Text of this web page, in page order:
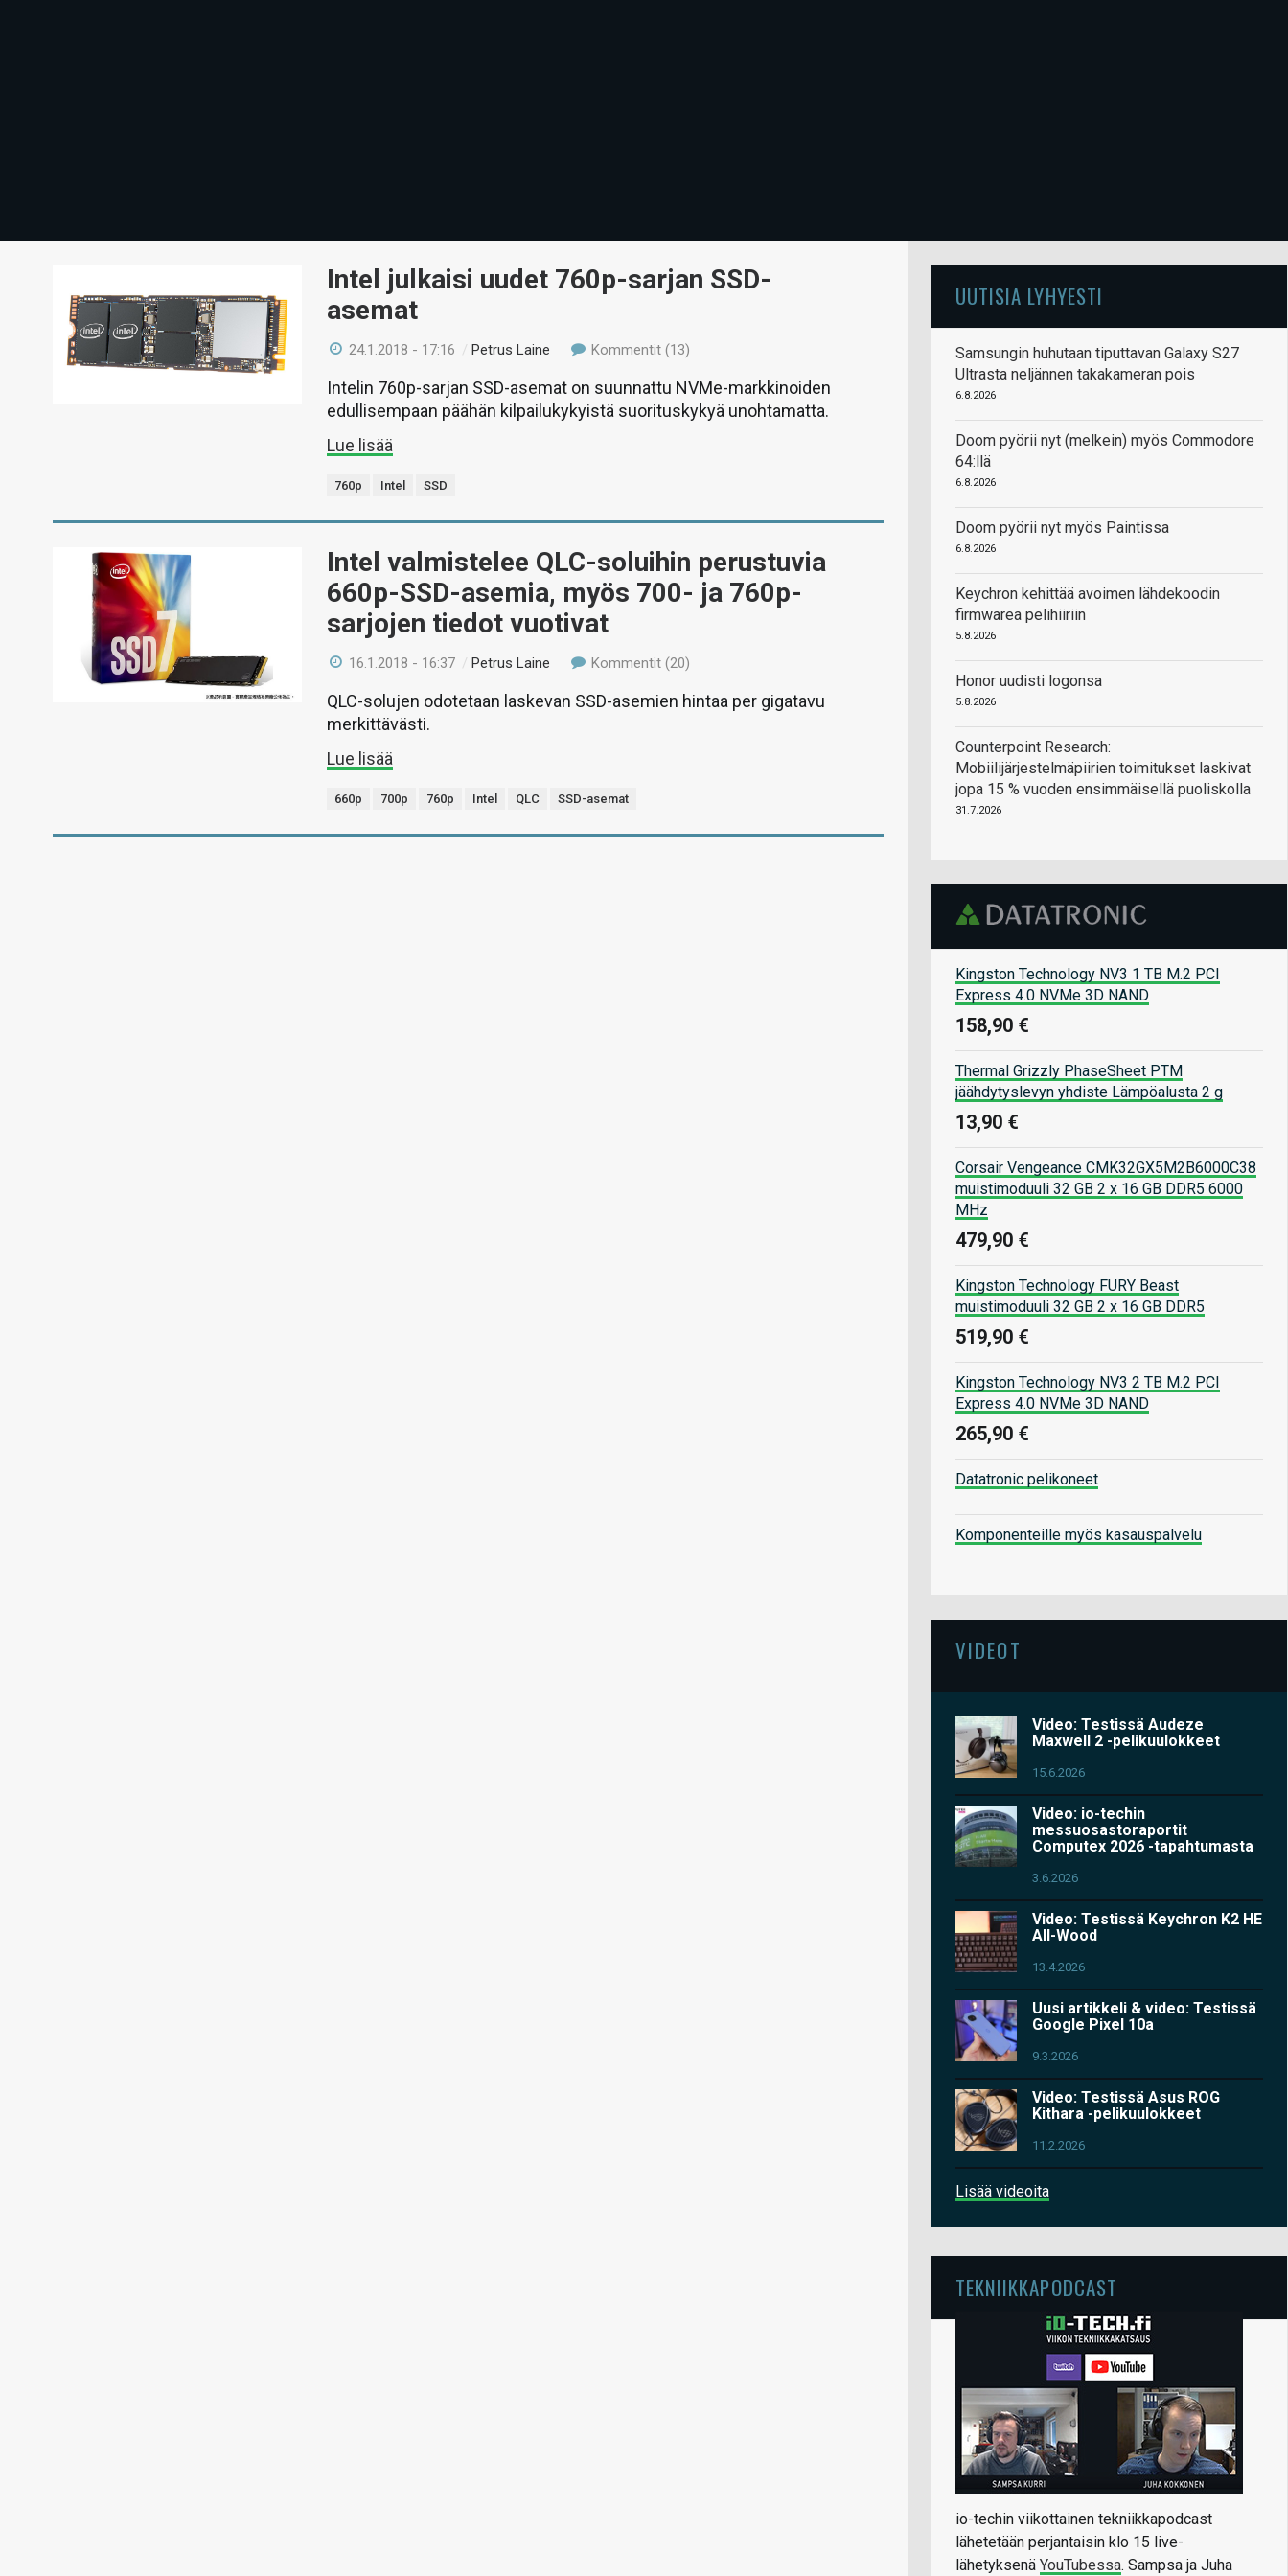
Intel julkaisi uudet 760p-sarjan SSD-
asemat
24.1.2018 - 17:16 /Petrus Laine Kommentit (13)
Intelin 760p-sarjan SSD-asemat on suunnattu NVMe-markkinoiden
edullisempaan päähän kilpailukykyistä suorituskykyä unohtamatta.
Lue lisää
760p Intel SSD
Intel valmistelee QLC-soluihin perustuvia
660p-SSD-asemia, myös 700- ja 760p-
sarjojen tiedot vuotivat
16.1.2018 - 16:37 /Petrus Laine Kommentit (20)
QLC-solujen odotetaan laskevan SSD-asemien hintaa per gigatavu
merkittävästi.
Lue lisää
660p 700p 760p Intel QLC SSD-asemat
UUTISIA LYHYESTI
Samsungin huhutaan tiputtavan Galaxy S27
Ultrasta neljännen takakameran pois
6.8.2026
Doom pyörii nyt (melkein) myös Commodore
64:llä
6.8.2026
Doom pyörii nyt myös Paintissa
6.8.2026
Keychron kehittää avoimen lähdekoodin
firmwarea pelihiiriin
5.8.2026
Honor uudisti logonsa
5.8.2026
Counterpoint Research:
Mobiilijärjestelmäpiirien toimitukset laskivat
jopa 15 % vuoden ensimmäisellä puoliskolla
31.7.2026
Kingston Technology NV3 1 TB M.2 PCI
Express 4.0 NVMe 3D NAND
158,90 €
Thermal Grizzly PhaseSheet PTM
jäähdytyslevyn yhdiste Lämpöalusta 2 g
13,90 €
Corsair Vengeance CMK32GX5M2B6000C38
muistimoduuli 32 GB 2 x 16 GB DDR5 6000
MHz
479,90 €
Kingston Technology FURY Beast
muistimoduuli 32 GB 2 x 16 GB DDR5
519,90 €
Kingston Technology NV3 2 TB M.2 PCI
Express 4.0 NVMe 3D NAND
265,90 €
Datatronic pelikoneet
Komponenteille myös kasauspalvelu
VIDEOT
Video: Testissä Audeze
Maxwell 2 -pelikuulokkeet
15.6.2026
Video: io-techin
messuosastoraportit
Computex 2026 -tapahtumasta
3.6.2026
Video: Testissä Keychron K2 HE
All-Wood
13.4.2026
Uusi artikkeli & video: Testissä
Google Pixel 10a
9.3.2026
Video: Testissä Asus ROG
Kithara -pelikuulokkeet
11.2.2026
Lisää videoita
TEKNIIKKAPODCAST
io-techin viikottainen tekniikkapodcast
lähetetään perjantaisin klo 15 live-
lähetyksenä YouTubessa. Sampsa ja Juha